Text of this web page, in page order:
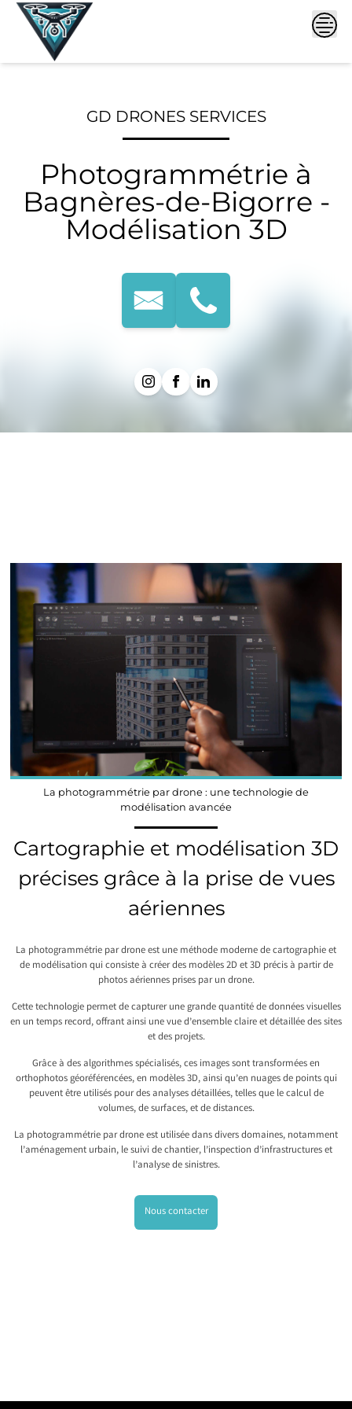
Skip
GD DRONES SERVICES
Photogrammétrie à
Bagnères-de-Bigorre -
Modélisation 3D
La photogrammétrie par drone : une technologie de
modélisation avancée
Cartographie et modélisation 3D
précises grâce à la prise de vues
aériennes
La photogrammétrie par drone est une méthode moderne de cartographie et
de modélisation qui consiste à créer des modèles 2D et 3D précis à partir de
photos aériennes prises par un drone.
Cette technologie permet de capturer une grande quantité de données visuelles
en un temps record, offrant ainsi une vue d’ensemble claire et détaillée des sites
et des projets.
Grâce à des algorithmes spécialisés, ces images sont transformées en
orthophotos géoréférencées, en modèles 3D, ainsi qu’en nuages de points qui
peuvent être utilisés pour des analyses détaillées, telles que le calcul de
volumes, de surfaces, et de distances.
La photogrammétrie par drone est utilisée dans divers domaines, notamment
l’aménagement urbain, le suivi de chantier, l’inspection d’infrastructures et
l’analyse de sinistres.
Nous contacter